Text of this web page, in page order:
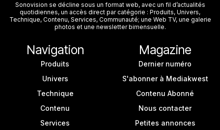
Sonovision se décline sous un format web, avec un fil d’actualités
quotidiennes, un accès direct par catégorie : Produits, Univers,
Technique, Contenu, Services, Communauté; une Web TV, une galerie
photos et une newsletter bimensuelle.
Navigation
Produits
Univers
Technique
Contenu
Services
Magazine
Dernier numéro
S'abonner à Mediakwest
Contenu Abonné
Nous contacter
Petites annonces